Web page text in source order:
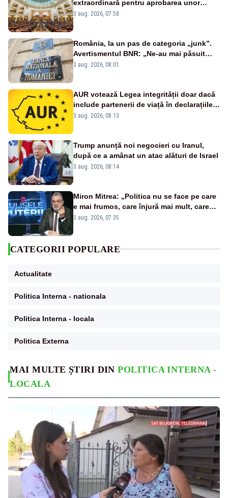
MAI MULTE ȘTIRI DINPOLITICA INTERNA -
LOCALA
extraordinară pentru aprobarea unor
jaloane din PNRR
3 aug. 2026, 07:58
România, la un pas de categoria „junk”.
Avertismentul BNR: „Ne-au mai păsuit
pentru câteva luni”
3 aug. 2026, 08:01
AUR votează Legea integrității doar dacă
include partenerii de viață în declarațiile
de avere și interese, așa cum a anunțat
trebuie să plece din funcție: fără excepții!
3 aug. 2026, 08:13
Trump anunță noi negocieri cu Iranul,
după ce a amânat un atac alături de Israel
3 aug. 2026, 08:14
Miron Mitrea: „Politica nu se face pe care
e mai frumos, care înjură mai mult, care
țipă mai tare, ci pe proiecte”
3 aug. 2026, 07:35
CATEGORII POPULARE
Actualitate
Politica Interna - nationala
Politica Interna - locala
Politica Externa